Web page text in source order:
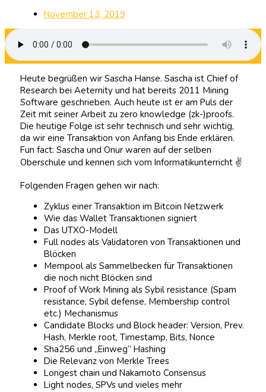
November 13, 2019
Heute begrüßen wir Sascha Hanse. Sascha ist Chief of
Research bei Aeternity und hat bereits 2011 Mining
Software geschrieben. Auch heute ist er am Puls der
Zeit mit seiner Arbeit zu zero knowledge (zk-)proofs.
Die heutige Folge ist sehr technisch und sehr wichtig,
da wir eine Transaktion von Anfang bis Ende erklären.
Fun fact: Sascha und Onur waren auf der selben
Oberschule und kennen sich vom Informatikunterricht ✌️
Folgenden Fragen gehen wir nach:
Zyklus einer Transaktion im Bitcoin Netzwerk
Wie das Wallet Transaktionen signiert
Das UTXO-Modell
Full nodes als Validatoren von Transaktionen und
Blöcken
Mempool als Sammelbecken für Transaktionen
die noch nicht Blöcken sind
Proof of Work Mining als Sybil resistance (Spam
resistance, Sybil defense, Membership control
etc.) Mechanismus
Candidate Blocks und Block header: Version, Prev.
Hash, Merkle root, Timestamp, Bits, Nonce
Sha256 und „Einweg“ Hashing
Die Relevanz von Merkle Trees
Longest chain und Nakamoto Consensus
Light nodes, SPVs und vieles mehr